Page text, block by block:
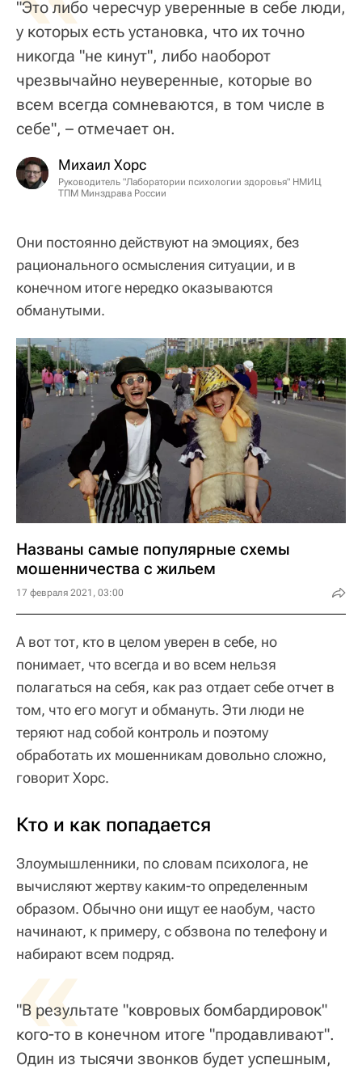
"Это либо чересчур уверенные в себе люди,
у которых есть установка, что их точно
никогда "не кинут", либо наоборот
чрезвычайно неуверенные, которые во
всем всегда сомневаются, в том числе в
себе", – отмечает он.
Михаил Хорс
Руководитель "Лаборатории психологии здоровья" НМИЦ
ТПМ Минздрава России
Они постоянно действуют на эмоциях, без
рационального осмысления ситуации, и в
конечном итоге нередко оказываются
обманутыми.
Названы самые популярные схемы
мошенничества с жильем
17 февраля 2021, 03:00
А вот тот, кто в целом уверен в себе, но
понимает, что всегда и во всем нельзя
полагаться на себя, как раз отдает себе отчет в
том, что его могут и обмануть. Эти люди не
теряют над собой контроль и поэтому
обработать их мошенникам довольно сложно,
говорит Хорс.
Кто и как попадается
Злоумышленники, по словам психолога, не
вычисляют жертву каким-то определенным
образом. Обычно они ищут ее наобум, часто
начинают, к примеру, с обзвона по телефону и
набирают всем подряд.
«
"В результате "ковровых бомбардировок"
кого-то в конечном итоге "продавливают".
Один из тысячи звонков будет успешным,